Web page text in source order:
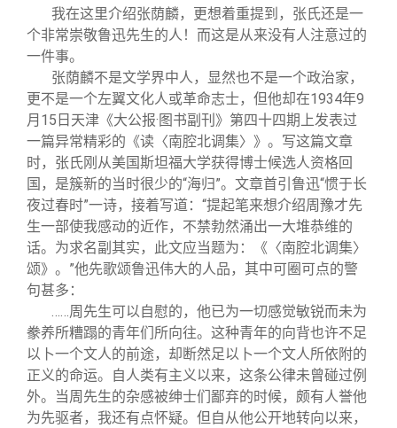
我在这里介绍张荫麟，更想着重提到，张氏还是一
个非常崇敬鲁迅先生的人！而这是从来没有人注意过的
一件事。
张荫麟不是文学界中人，显然也不是一个政治家，
更不是一个左翼文化人或革命志士，但他却在1934年9
月15日天津《大公报·图书副刊》第四十四期上发表过
一篇异常精彩的《读〈南腔北调集〉》。写这篇文章
时，张氏刚从美国斯坦福大学获得博士候选人资格回
国，是簇新的当时很少的“海归”。文章首引鲁迅“惯于长
夜过春时”一诗，接着写道：“提起笔来想介绍周豫才先
生一部使我感动的近作，不禁勃然涌出一大堆恭维的
话。为求名副其实，此文应当题为：《〈南腔北调集〉
颂》。”他先歌颂鲁迅伟大的人品，其中可圈可点的警
句甚多：
……周先生可以自慰的，他已为一切感觉敏锐而未为
豢养所糟蹋的青年们所向往。这种青年的向背也许不足
以卜一个文人的前途，却断然足以卜一个文人所依附的
正义的命运。自人类有主义以来，这条公律未曾碰过例
外。当周先生的杂感被绅士们鄙弃的时候，颇有人誉他
为先驱者，我还有点怀疑。但自从他公开地转向以来，